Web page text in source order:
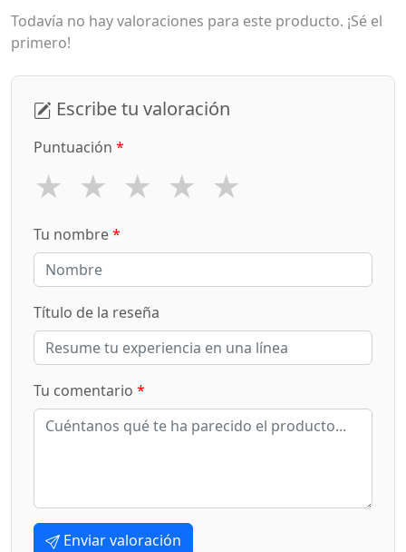
Todavía no hay valoraciones para este producto. ¡Sé el
primero!
Escribe tu valoración
Puntuación *
★ ★ ★ ★ ★
Tu nombre*
Título de la reseña
Tu comentario *
Enviar valoración